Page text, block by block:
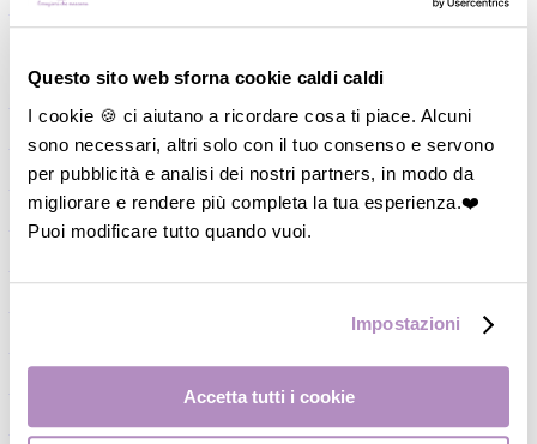
Questo sito web sforna cookie caldi caldi
I cookie 🍪 ci aiutano a ricordare cosa ti piace. Alcuni
sono necessari, altri solo con il tuo consenso e servono
per pubblicità e analisi dei nostri partners, in modo da
migliorare e rendere più completa la tua esperienza.❤️
Puoi modificare tutto quando vuoi.
Impostazioni
Accetta tutti i cookie
Aspiratori nasali manuali
―
Cuscini allattamento
―Biberon
―
Tettarelle
―Succhietti
Conservalatte Materno
―Massaggiagengive